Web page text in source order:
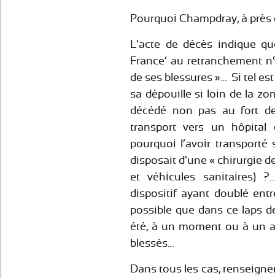
Pourquoi Champdray, à
L’acte de décès indique
France’ au retranchement
de ses blessures »… Si tel
sa dépouille si loin de la
décédé non pas au fort
transport vers un hôpital
pourquoi l’avoir
disposait d’une « chirurgie
et véhicules sanitaires)
dispositif ayant doublé
possible que dans ce laps
été, à un moment ou à un
blessés…
Dans tous les cas,